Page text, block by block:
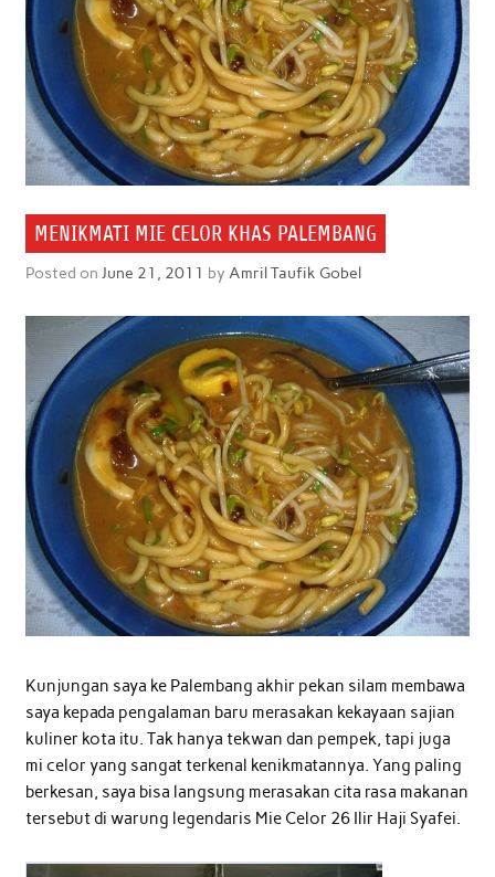
MENIKMATI MIE CELOR KHAS PALEMBANG
Posted on June 21, 2011 by Amril Taufik Gobel
Kunjungan saya ke Palembang akhir pekan silam membawa
saya kepada pengalaman baru merasakan kekayaan sajian
kuliner kota itu. Tak hanya tekwan dan pempek, tapi juga
mi celor yang sangat terkenal kenikmatannya. Yang paling
berkesan, saya bisa langsung merasakan cita rasa makanan
tersebut di warung legendaris Mie Celor 26 Ilir Haji Syafei.